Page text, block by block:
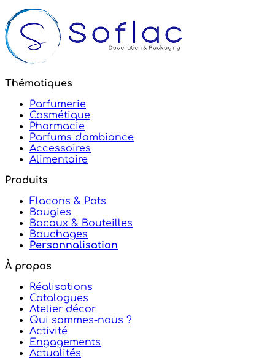
Thématiques
Parfumerie
Cosmétique
Pharmacie
Parfums d'ambiance
Accessoires
Alimentaire
Produits
Flacons & Pots
Bougies
Bocaux & Bouteilles
Bouchages
Personnalisation
À propos
Réalisations
Catalogues
Atelier décor
Qui sommes-nous ?
Activité
Engagements
Actualités